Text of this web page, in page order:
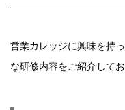
営業カレッジに興味を持
な研修内容をご紹介してお